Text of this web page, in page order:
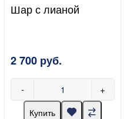
Шар с лианой
2 700 руб.
- +
Купить